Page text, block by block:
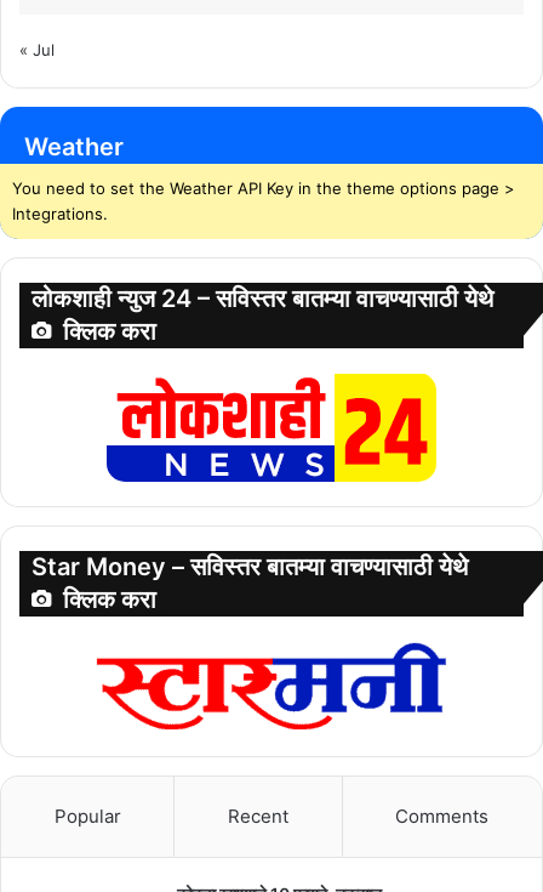
« Jul
Weather
You need to set the Weather API Key in the theme options page >
Integrations.
लोकशाही न्युज 24 – सविस्तर बातम्या वाचण्यासाठी येथे
क्लिक करा
Star Money – सविस्तर बातम्या वाचण्यासाठी येथे
क्लिक करा
Popular Recent Comments